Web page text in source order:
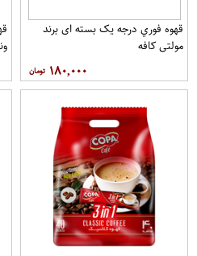
قهوه فوري درجه یک بسته ای برند
مولتي کافه
۱۸۰,۰۰۰